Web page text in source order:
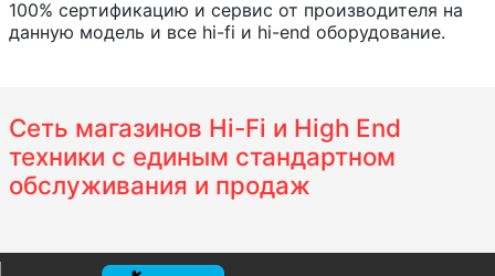
100% сертификацию и сервис от производителя на
данную модель и все hi-fi и hi-end оборудование.
Сеть магазинов Hi-Fi и High End
техники с единым стандартном
обслуживания и продаж